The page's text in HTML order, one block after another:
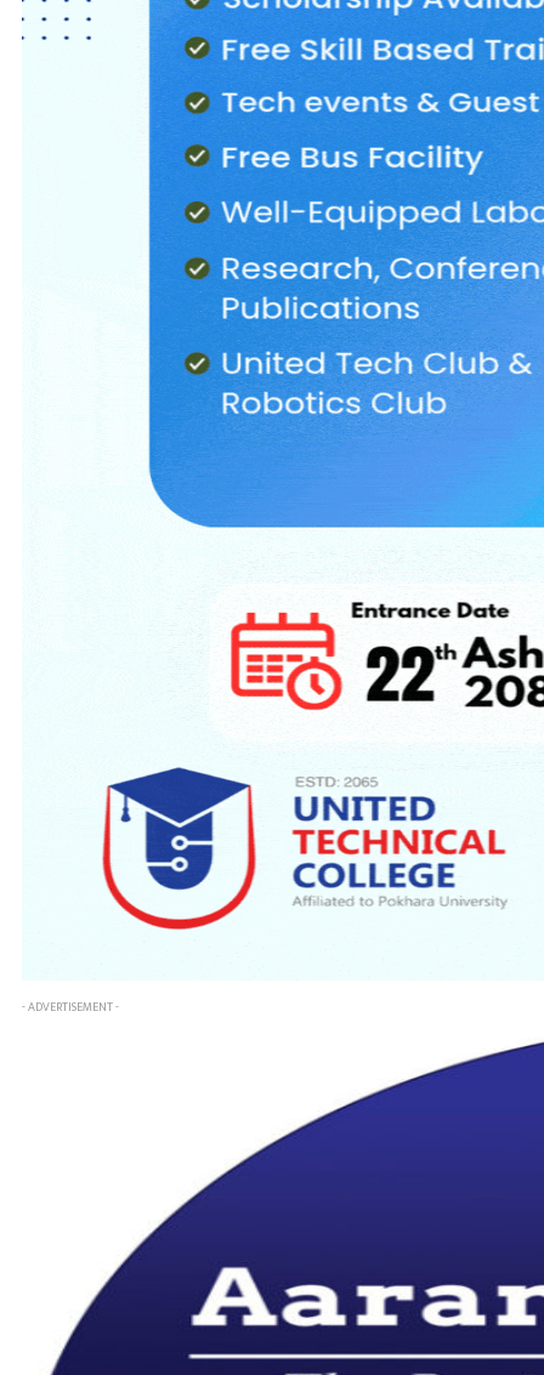
- ADVERTISEMENT -